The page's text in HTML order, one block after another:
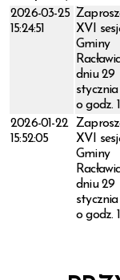
2026-03-25
15:24:51
XVI
Gminy
dniu 29
o godz.
2026-01-22
15:52:05
XVI
Gminy
dniu 29
o godz.